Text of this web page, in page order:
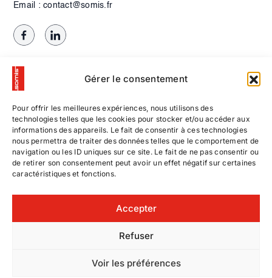
Gérer le consentement
Pour offrir les meilleures expériences, nous utilisons des
technologies telles que les cookies pour stocker et/ou accéder aux
informations des appareils. Le fait de consentir à ces technologies
nous permettra de traiter des données telles que le comportement de
navigation ou les ID uniques sur ce site. Le fait de ne pas consentir ou
de retirer son consentement peut avoir un effet négatif sur certaines
caractéristiques et fonctions.
Accepter
Refuser
Voir les préférences
Email : contact@somis.fr
Contactez-nous
Mentions légales|Entreprise de